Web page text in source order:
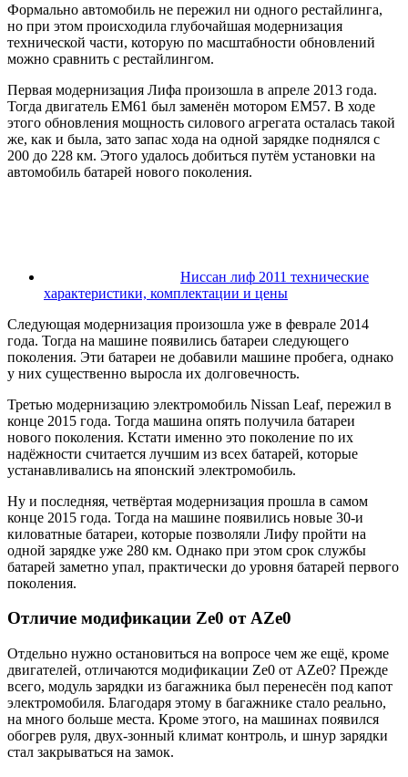
Формально автомобиль не пережил ни одного рестайлинга,
но при этом происходила глубочайшая модернизация
технической части, которую по масштабности обновлений
можно сравнить с рестайлингом.
Первая модернизация Лифа произошла в апреле 2013 года.
Тогда двигатель EM61 был заменён мотором EM57. В ходе
этого обновления мощность силового агрегата осталась такой
же, как и была, зато запас хода на одной зарядке поднялся с
200 до 228 км. Этого удалось добиться путём установки на
автомобиль батарей нового поколения.
Ниссан лиф 2011 технические
характеристики, комплектации и цены
Следующая модернизация произошла уже в феврале 2014
года. Тогда на машине появились батареи следующего
поколения. Эти батареи не добавили машине пробега, однако
у них существенно выросла их долговечность.
Третью модернизацию электромобиль Nissan Leaf, пережил в
конце 2015 года. Тогда машина опять получила батареи
нового поколения. Кстати именно это поколение по их
надёжности считается лучшим из всех батарей, которые
устанавливались на японский электромобиль.
Ну и последняя, четвёртая модернизация прошла в самом
конце 2015 года. Тогда на машине появились новые 30-и
киловатные батареи, которые позволяли Лифу пройти на
одной зарядке уже 280 км. Однако при этом срок службы
батарей заметно упал, практически до уровня батарей первого
поколения.
Отличие модификации Ze0 от АZe0
Отдельно нужно остановиться на вопросе чем же ещё, кроме
двигателей, отличаются модификации Ze0 от АZe0? Прежде
всего, модуль зарядки из багажника был перенесён под капот
электромобиля. Благодаря этому в багажнике стало реально,
на много больше места. Кроме этого, на машинах появился
обогрев руля, двух-зонный климат контроль, и шнур зарядки
стал закрываться на замок.